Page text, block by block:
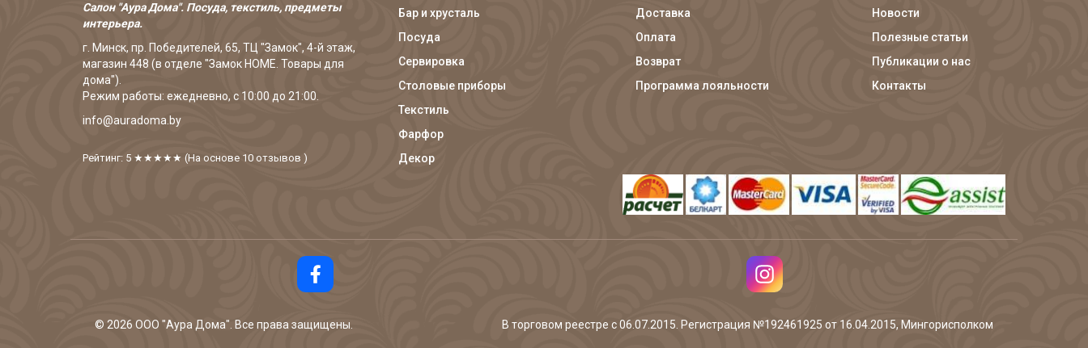
Салон "Аура Дома". Посуда, текстиль, предметы
интерьера.
г. Минск, пр. Победителей, 65, ТЦ "Замок", 4-й этаж,
магазин 448 (в отделе "Замок HOME. Товары для
дома").
Режим работы: ежедневно, с 10:00 до 21:00.
info@auradoma.by
Рейтинг: 5 ★★★★★ (На основе 10 отзывов )
Бар и хрусталь
Посуда
Сервировка
Столовые приборы
Текстиль
Фарфор
Декор
Доставка
Оплата
Возврат
Программа лояльности
Новости
Полезные статьи
Публикации о нас
Контакты
© 2026 ООО "Аура Дома". Все права защищены. В торговом реестре с 06.07.2015. Регистрация №192461925 от 16.04.2015, Мингорисполком